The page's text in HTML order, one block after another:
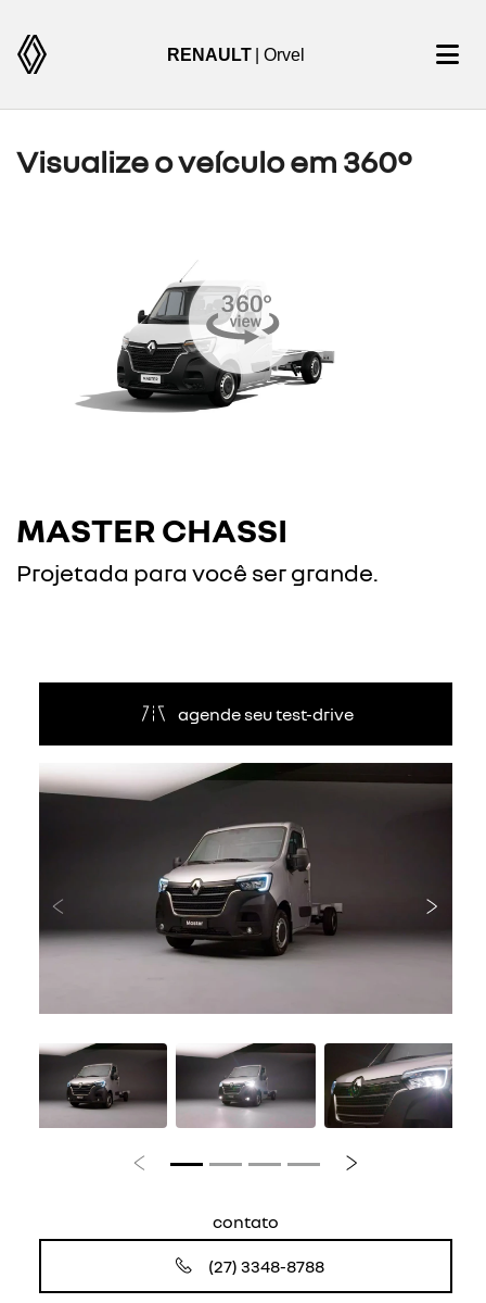
RENAULT | Orvel
Visualize o veículo em 360°
MASTER CHASSI
Projetada para você ser grande.
agende seu test-drive
Anterior
Anterior Próximo
contato
(27) 3348-8788